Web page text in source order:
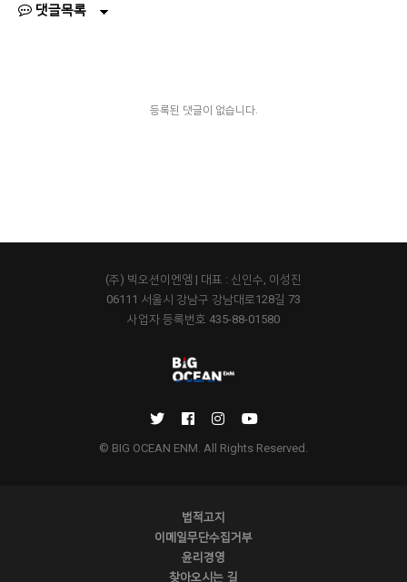
댓글목록
등록된 댓글이 없습니다.
(주) 빅오션이엔엠 | 대표 : 신인수, 이성진
06111 서울시 강남구 강남대로128길 73
사업자 등록번호 435-88-01580
© BIG OCEAN ENM. All Rights Reserved.
법적고지
이메일무단수집거부
윤리경영
찾아오시는 길